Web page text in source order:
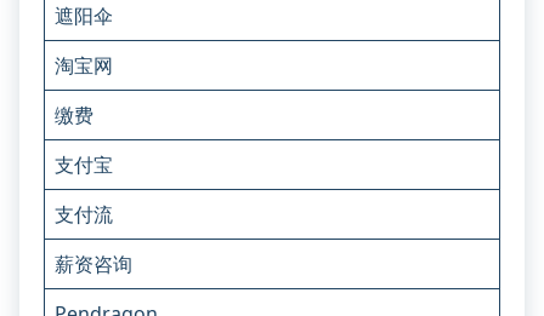
遮阳伞
淘宝网
缴费
支付宝
支付流
薪资咨询